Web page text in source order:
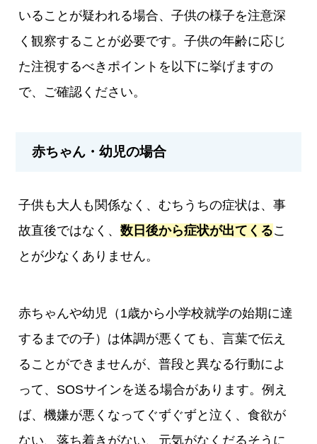
いることが疑われる場合、子供の様子を注意深
く観察することが必要です。子供の年齢に応じ
た注視するべきポイントを以下に挙げますの
で、ご確認ください。
赤ちゃん・幼児の場合
子供も大人も関係なく、むちうちの症状は、事
故直後ではなく、数日後から症状が出てくるこ
とが少なくありません。
赤ちゃんや幼児（1歳から小学校就学の始期に達
するまでの子）は体調が悪くても、言葉で伝え
ることができませんが、普段と異なる行動によ
って、SOSサインを送る場合があります。例え
ば、機嫌が悪くなってぐずぐずと泣く、食欲が
ない、落ち着きがない、元気がなくだるそうに